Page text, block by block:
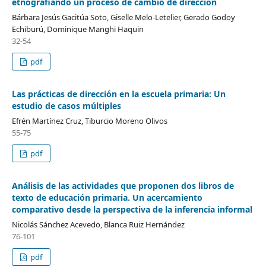
Bárbara Jesús Gacitúa Soto, Giselle Melo-Letelier, Gerado Godoy
Echiburú, Dominique Manghi Haquin
32-54
pdf
Las prácticas de dirección en la escuela primaria: Un
estudio de casos múltiples
Efrén Martínez Cruz, Tiburcio Moreno Olivos
55-75
pdf
Análisis de las actividades que proponen dos libros de
texto de educación primaria. Un acercamiento
comparativo desde la perspectiva de la inferencia informal
Nicolás Sánchez Acevedo, Blanca Ruiz Hernández
76-101
pdf